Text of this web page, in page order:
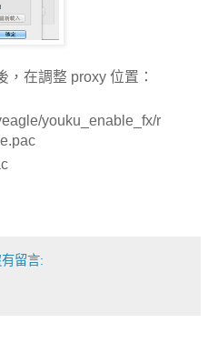
在調整 proxy 位置：
youku_enable_fx/r
留言: